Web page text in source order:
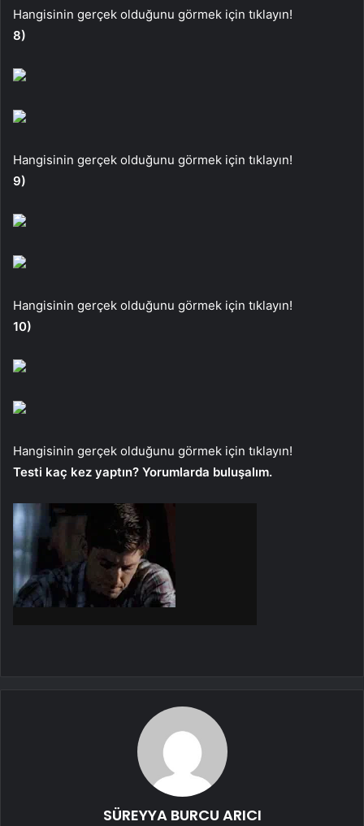
Hangisinin gerçek olduğunu görmek için tıklayın!
8)
Hangisinin gerçek olduğunu görmek için tıklayın!
9)
Hangisinin gerçek olduğunu görmek için tıklayın!
10)
Hangisinin gerçek olduğunu görmek için tıklayın!
Testi kaç kez yaptın? Yorumlarda buluşalım.
SÜREYYA BURCU ARICI